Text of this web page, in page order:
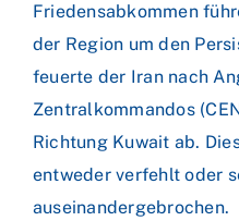
Friedensabkommen
der Region um den
feuerte der Iran nach
Zentralkommandos
Richtung Kuwait ab.
entweder verfehlt oder
auseinandergebrochen.